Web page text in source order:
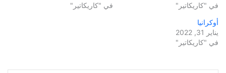
في "كاريكاتير"
في "كاريكاتير"
أوكرانيا
يناير 31, 2022
في "كاريكاتير"